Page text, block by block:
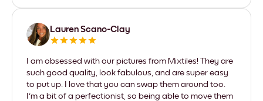
Lauren Scano-Clay
I am obsessed with our pictures from Mixtiles! They are
such good quality, look fabulous, and are super easy
to put up. I love that you can swap them around too.
I'm a bit of a perfectionist, so being able to move them